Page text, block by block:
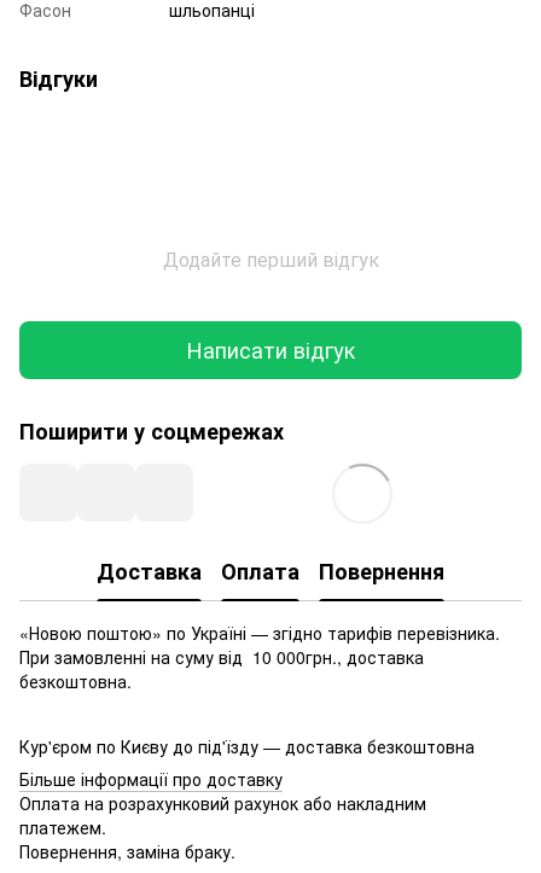
Фасон
шльопанці
Відгуки
Додайте перший відгук
Написати відгук
Поширити у соцмережах
Доставка Оплата Повернення
«Новою поштою» по Україні — згідно тарифів перевізника.
При замовленні на суму від 10 000грн., доставка
безкоштовна.
Кур'єром по Києву до під'їзду — доставка безкоштовна
Більше інформації про доставку
Оплата на розрахунковий рахунок або накладним
платежем.
Повернення, заміна браку.